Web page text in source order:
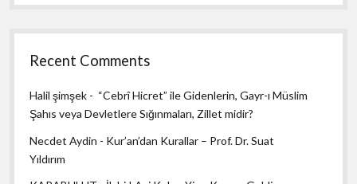
Recent Comments
Halil şimşek - “Cebrî Hicret” ile Gidenlerin, Gayr-ı Müslim
Şahıs veya Devletlere Sığınmaları, Zillet midir?
Necdet Aydin - Kur’an’dan Kurallar – Prof. Dr. Suat
Yıldırım